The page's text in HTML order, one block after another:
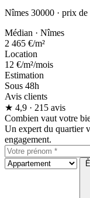
Nîmes 30000 · prix
Médian · Nîmes
2 465 €/m²
Location
12 €/m²/mois
Estimation
Sous 48h
Avis clients
★ 4,9 · 215 avis
Combien vaut votre
Un expert du quartier
engagement.